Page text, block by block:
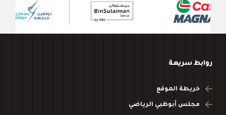
روابط سريعة
خريطة الموقع
مجلس أبوظبي الرياضي